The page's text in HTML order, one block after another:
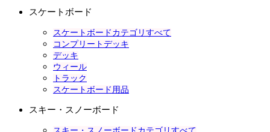
スケートボード
スケートボードカテゴリすべて
コンプリートデッキ
デッキ
ウィール
トラック
スケートボード用品
スキー・スノーボード